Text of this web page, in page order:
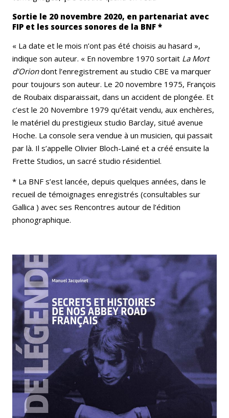
Sortie le 20 novembre 2020, en partenariat avec
FIP et les sources sonores de la BNF *
« La date et le mois n’ont pas été choisis au hasard »,
indique son auteur. « En novembre 1970 sortait La Mort
d’Oriondont l’enregistrement au studio CBE va marquer
pour toujours son auteur. Le 20 novembre 1975, François
de Roubaix disparaissait, dans un accident de plongée. Et
c’est le 20 Novembre 1979 qu’était vendu, aux enchères,
le matériel du prestigieux studio Barclay, situé avenue
Hoche. La console sera vendue à un musicien, qui passait
par là. Il s’appelle Olivier Bloch-Lainé et a créé ensuite la
Frette Studios, un sacré studio résidentiel.
* La BNF s’est lancée, depuis quelques années, dans le
recueil de témoignages enregistrés (consultables sur
Gallica ) avec ses Rencontres autour de l’édition
phonographique.